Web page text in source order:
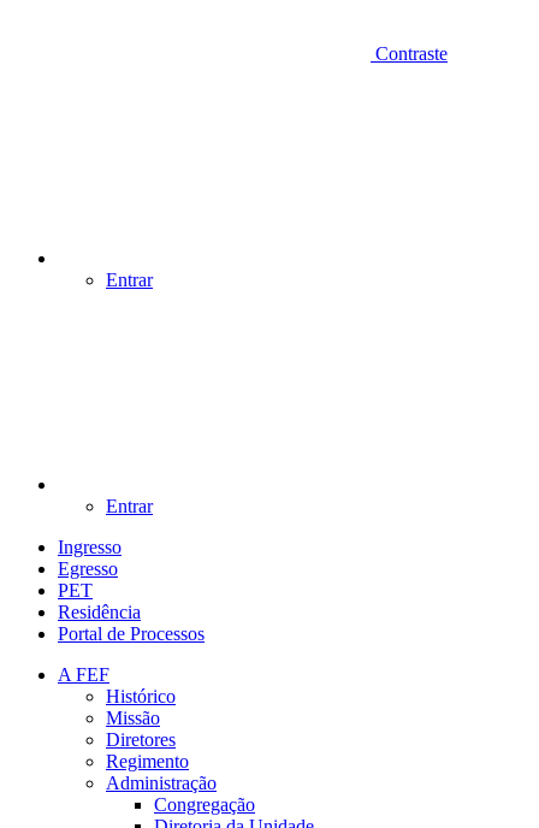
Contraste
Entrar
Entrar
Ingresso
Egresso
PET
Residência
Portal de Processos
A FEF
Histórico
Missão
Diretores
Regimento
Administração
Congregação